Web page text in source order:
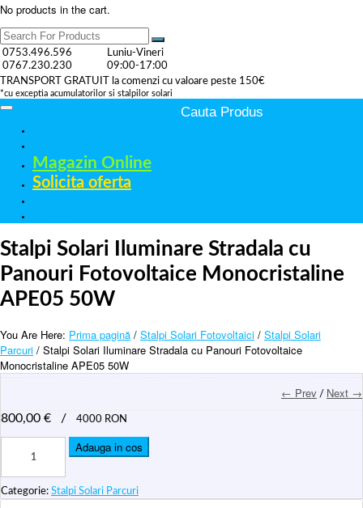
No products in the cart.
0753.496.596
0767.230.230
Luniu-Vineri
09:00-17:00
TRANSPORT GRATUIT la comenzi cu valoare peste 150€
*cu exceptia acumulatorilor si stalpilor solari
Magazin Online
Solicita oferta
Stalpi Solari Iluminare Stradala cu
Panouri Fotovoltaice Monocristaline
APE05 50W
You Are Here: Prima pagină / Stalpi Solari Fotovoltaici / Stalpi Solari
Parcuri / Stalpi Solari Iluminare Stradala cu Panouri Fotovoltaice
Monocristaline APE05 50W
← Prev / Next →
800,00 € / 4000 RON
Iluminare
Stradala
Adauga in cos
Categorie: Stalpi Solari Parcuri